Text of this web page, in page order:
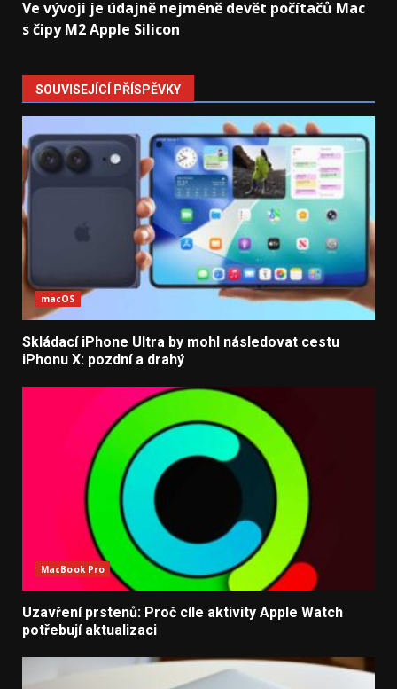
Ve vývoji je údajně nejméně devět počítačů Mac
s čipy M2 Apple Silicon
SOUVISEJÍCÍ PŘÍSPĚVKY
macOS
Skládací iPhone Ultra by mohl následovat cestu
iPhonu X: pozdní a drahý
MacBook Pro
Uzavření prstenů: Proč cíle aktivity Apple Watch
potřebují aktualizaci